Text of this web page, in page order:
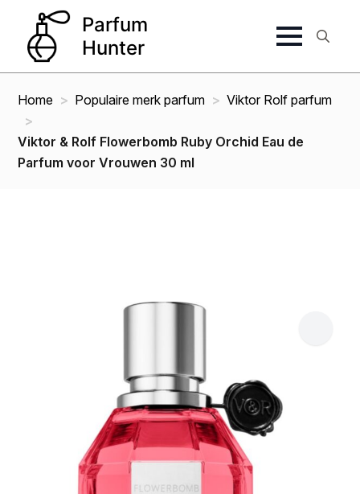
Home Populaire merk parfum Viktor Rolf parfum
Viktor & Rolf Flowerbomb Ruby Orchid Eau de
Parfum voor Vrouwen 30 ml